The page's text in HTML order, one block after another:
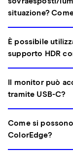
situazione?
È possibile
supporto HDR
Il monitor può
tramite USB-C?
Come si
ColorEdge?